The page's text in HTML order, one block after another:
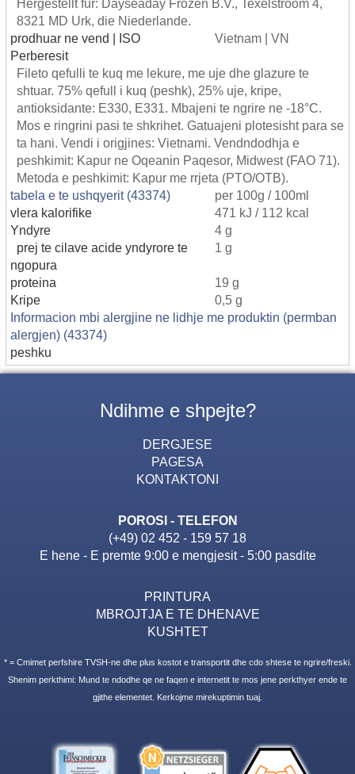
Hergestellt für: Dayseaday Frozen B.V., Texelstroom 4,
8321 MD Urk, die Niederlande.
prodhuar ne vend | ISO
Vietnam | VN
Perberesit
Fileto qefulli te kuq me lekure, me uje dhe glazure te
shtuar. 75% qefull i kuq (peshk), 25% uje, kripe,
antioksidante: E330, E331. Mbajeni te ngrire ne -18°C.
Mos e ringrini pasi te shkrihet. Gatuajeni plotesisht para se
ta hani. Vendi i origjines: Vietnami. Vendndodhja e
peshkimit: Kapur ne Oqeanin Paqesor, Midwest (FAO 71).
Metoda e peshkimit: Kapur me rrjeta (PTO/OTB).
tabela e te ushqyerit (43374)
per 100g / 100ml
vlera kalorifike
471 kJ / 112 kcal
Yndyre
4 g
prej te cilave acide yndyrore te
ngopura
1 g
proteina
19 g
Kripe
0,5 g
Informacion mbi alergjine ne lidhje me produktin (permban
alergjen) (43374)
peshku
Ndihme e shpejte?
DERGJESE
PAGESA
KONTAKTONI
POROSI - TELEFON
(+49) 02 452 - 159 57 18
E hene - E premte 9:00 e mengjesit - 5:00 pasdite
PRINTURA
MBROJTJA E TE DHENAVE
KUSHTET
* = Cmimet perfshire TVSH-ne dhe plus kostot e transportit dhe cdo shtese te ngrire/freski.
Shenim perkthimi: Mund te ndodhe qe ne faqen e internetit te mos jene perkthyer ende te
gjithe elementet. Kerkojme mirekuptimin tuaj.